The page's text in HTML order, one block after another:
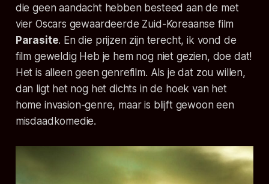
die geen aandacht hebben besteed aan de met
vier Oscars gewaardeerde Zuid-Koreaanse film
Parasite. En die prijzen zijn terecht, ik vond de
film geweldig Heb je hem nog niet gezien, doe dat!
Het is alleen geen genrefilm. Als je dat zou willen,
dan ligt het nog het dichts in de hoek van het
home invasion-genre, maar is blijft gewoon een
misdaadkomedie.